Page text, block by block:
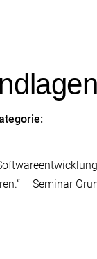
– Seminar